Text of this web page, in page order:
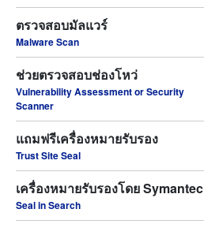
ตรวจสอบมัลแวร์
Malware Scan
ช่วยตรวจสอบช่องโหว่
Vulnerability Assessment or Security
Scanner
แถมฟรีเครื่องหมายรับรอง
Trust Site Seal
เครื่องหมายรับรองโดย Symantec
Seal in Search